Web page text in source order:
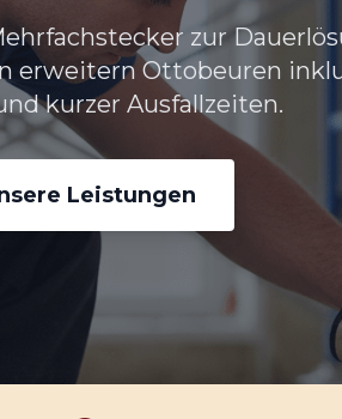
zur
erweitern Ottobeuren
kurzer Ausfallzeiten.
Leistungen